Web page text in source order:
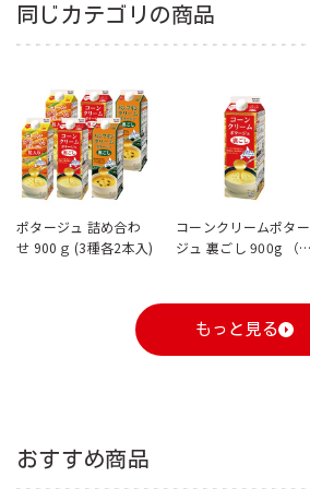
同じカテゴリの商品
ポタージュ 詰め合わ
せ 900ｇ (3種各2本入)
コーンクリームポター
ジュ 裏ごし 900g （6
もっと見る
おすすめ商品